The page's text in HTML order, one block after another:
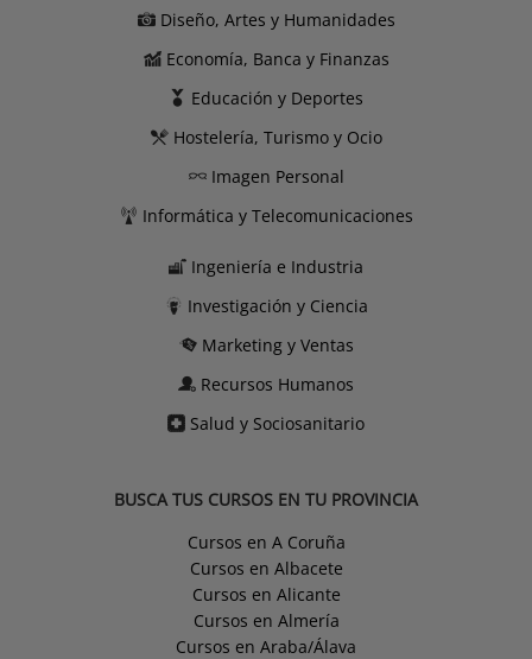
Diseño, Artes y Humanidades
Economía, Banca y Finanzas
Educación y Deportes
Hostelería, Turismo y Ocio
Imagen Personal
Informática y Telecomunicaciones
Ingeniería e Industria
Investigación y Ciencia
Marketing y Ventas
Recursos Humanos
Salud y Sociosanitario
BUSCA TUS CURSOS EN TU PROVINCIA
Cursos en A Coruña
Cursos en Albacete
Cursos en Alicante
Cursos en Almería
Cursos en Araba/Álava